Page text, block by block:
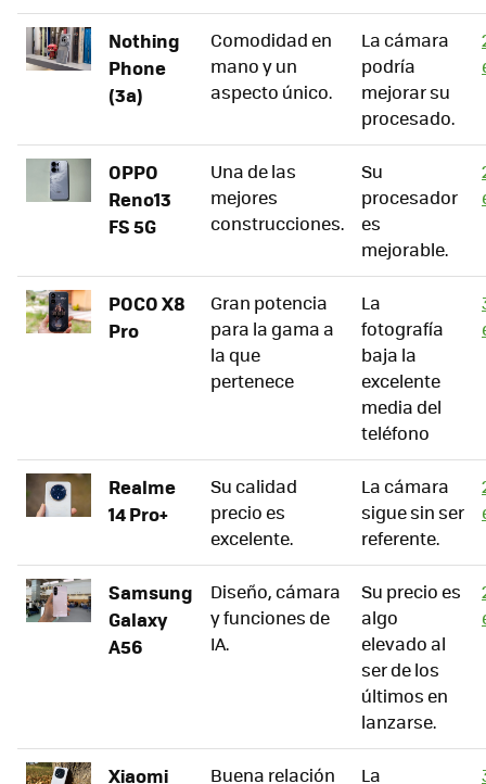
Nothing
Phone
(3a)
Comodidad en
mano y un
aspecto único.
La cámara
podría
mejorar su
procesado.
OPPO
Reno13
FS 5G
Una de las
mejores
construcciones.
Su
procesador
es
mejorable.
POCO X8
Pro
Gran potencia
para la gama a
la que
pertenece
La
fotografía
baja la
excelente
media del
teléfono
Realme
14 Pro+
Su calidad
precio es
excelente.
La cámara
sigue sin ser
referente.
Samsung
Galaxy
A56
Diseño, cámara
y funciones de
IA.
Su precio es
algo
elevado al
ser de los
últimos en
lanzarse.
Xiaomi
Buena relación
La